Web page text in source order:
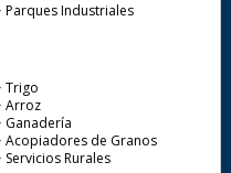
Parques Industriales
Trigo
Arroz
Ganadería
Acopiadores de Granos
Servicios Rurales